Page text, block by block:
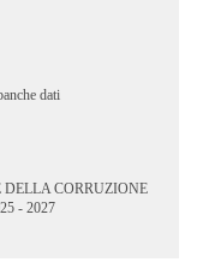
dati
CORRUZIONE
- 2027